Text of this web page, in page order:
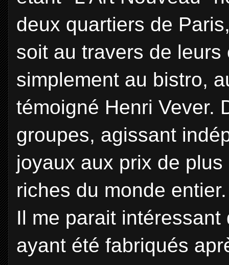
deux quartiers de
soit au travers de
simplement au bistro,
témoigné Henri Vever.
groupes, agissant
joyaux aux prix de
riches du monde entier.
Il me parait
ayant été fabriqués